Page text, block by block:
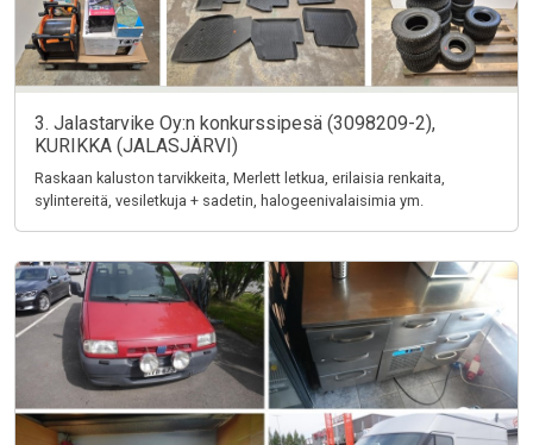
3. Jalastarvike Oy:n konkurssipesä (3098209-2),
KURIKKA (JALASJÄRVI)
Raskaan kaluston tarvikkeita, Merlett letkua, erilaisia renkaita,
sylintereitä, vesiletkuja + sadetin, halogeenivalaisimia ym.